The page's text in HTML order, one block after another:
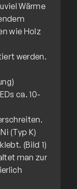
Wärme
wie Holz
werden.
ca. 10-
(Typ K)
(Bild 1)
man zur